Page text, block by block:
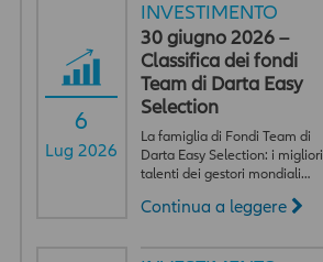
6
Lug 2026
INVESTIMENTO
30 giugno 2026 –
Classifica dei fondi
Team di Darta Easy
Selection
La famiglia di Fondi Team di
Darta Easy Selection: i migliori
talenti dei gestori mondiali…
Continua a leggere